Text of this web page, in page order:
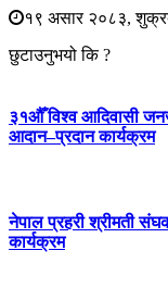
१९ असार २०८३,
छुटाउनुभयो कि ?
३१औँ विश्व आदिवासी
आदान–प्रदान कार्यक्रम
नेपाल प्रहरी श्रीमती
कार्यक्रम